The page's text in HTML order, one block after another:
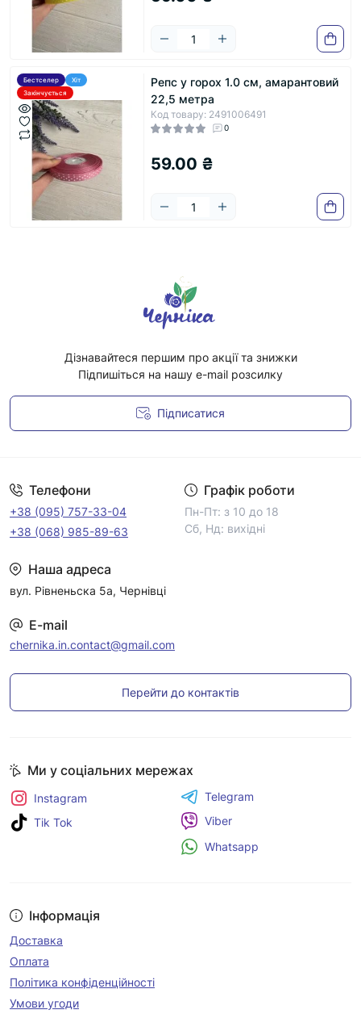
Бестселер
Хіт
Закінчується
Репс у горох 1.0 см, амарантовий
22,5 метра
Код товару: 2491006491
0
59.00 ₴
Дізнавайтеся першим про акції та знижки
Підпишіться на нашу e-mail розсилку
Підписатися
Телефони
+38 (095) 757-33-04
+38 (068) 985-89-63
Графік роботи
Пн-Пт: з 10 до 18
Сб, Нд: вихідні
Наша адреса
вул. Рівненьска 5а, Чернівці
E-mail
chernika.in.contact@gmail.com
Перейти до контактів
Інформація
Доставка
Оплата
Політика конфіденційності
Умови угоди
Ми у соціальних мережах
Instagram
Tik Tok
Telegram
Viber
Whatsapp